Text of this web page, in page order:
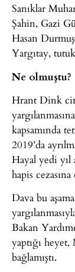
Sanıklar
Şahin, Gazi
Hasan
Yargıtay,
Ne olmuştu?
Hrant Dink
kapsamında
2019’da
Hayal yedi yıl
hapis cezasına
Dava bu
Bakan
yaptığı heyet,
bağlamıştı.